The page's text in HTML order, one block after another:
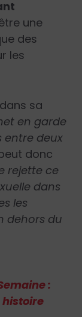
une
des
les
sa
en garde
entre deux
donc
rejette ce
dans
les
dehors du
:
histoire